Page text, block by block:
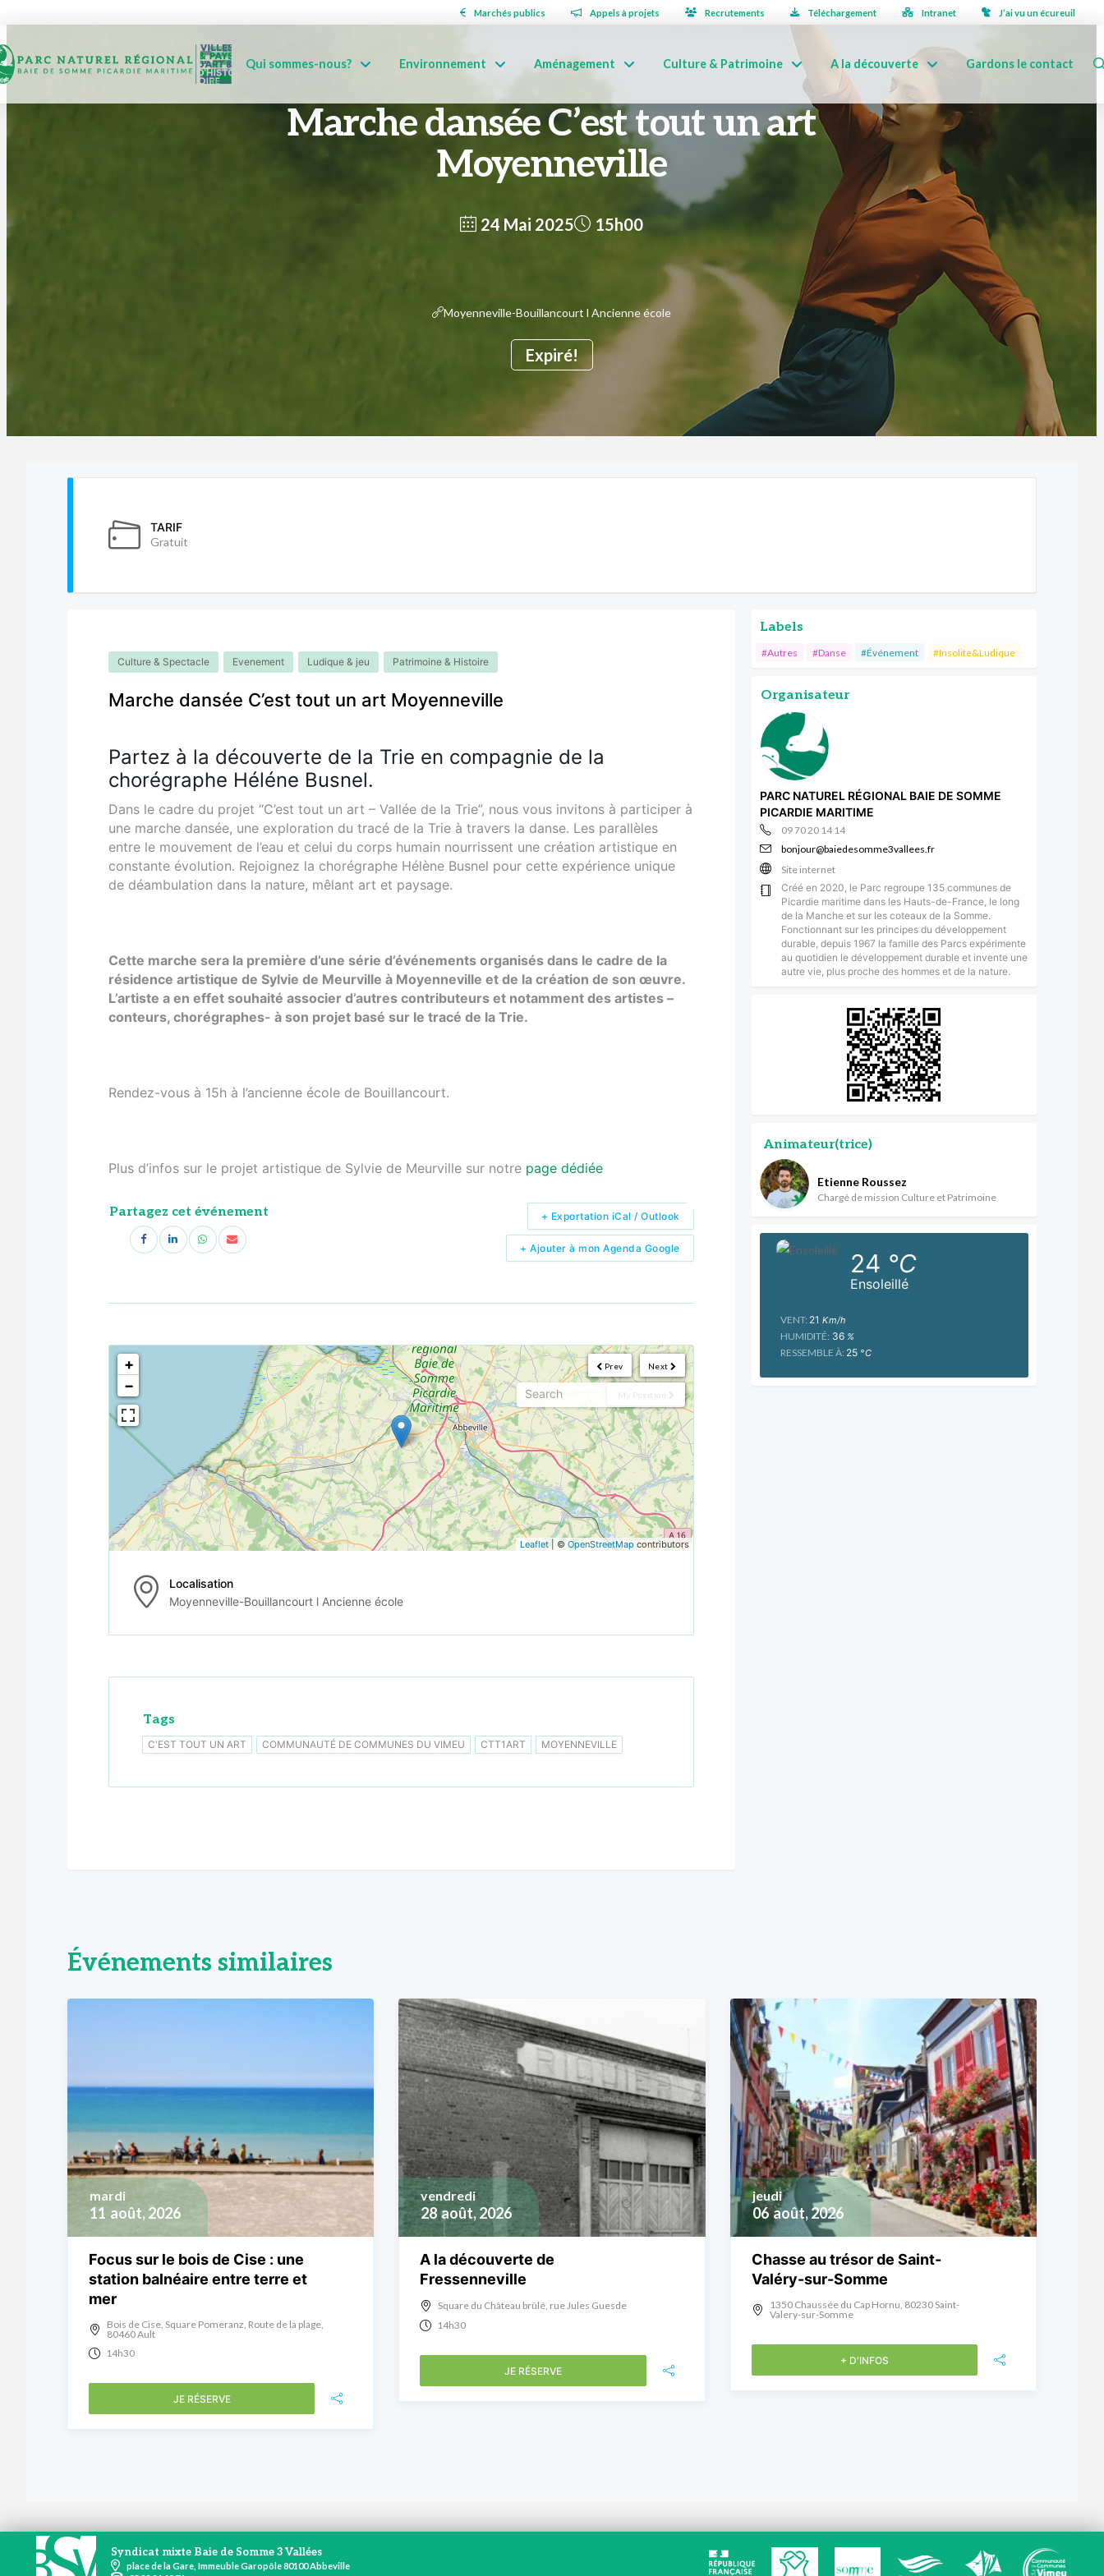
Marchés publics Appels à projets Recrutements Téléchargement Intranet J’ai vu un écureuil
Qui sommes-nous? Environnement Aménagement Culture & Patrimoine A la découverte Gardons le contact
Marche dansée C’est tout un art
Moyenneville
24 Mai 2025
Expiré!
15h00
Moyenneville-Bouillancourt l Ancienne école
TARIF
Gratuit
Culture & Spectacle Evenement Ludique & jeu Patrimoine & Histoire
Marche dansée C’est tout un art Moyenneville
Partez à la découverte de la Trie en compagnie de la
chorégraphe Héléne Busnel.
Dans le cadre du projet “C’est tout un art – Vallée de la Trie”, nous vous invitons à participer à
une marche dansée, une exploration du tracé de la Trie à travers la danse. Les parallèles
entre le mouvement de l’eau et celui du corps humain nourrissent une création artistique en
constante évolution. Rejoignez la chorégraphe Hélène Busnel pour cette expérience unique
de déambulation dans la nature, mêlant art et paysage.
Cette marche sera la première d’une série d’événements organisés dans le cadre de la
résidence artistique de Sylvie de Meurville à Moyenneville et de la création de son œuvre.
L’artiste a en effet souhaité associer d’autres contributeurs et notamment des artistes –
conteurs, chorégraphes- à son projet basé sur le tracé de la Trie.
Rendez-vous à 15h à l’ancienne école de Bouillancourt.
Plus d’infos sur le projet artistique de Sylvie de Meurville sur notre page dédiée
Partagez cet événement
+ Ajouter à mon Agenda Google
+ Exportation iCal / Outlook
Next
Prev
My Position
<!---->
+
−
Leaflet| © OpenStreetMap contributors
Localisation
Moyenneville-Bouillancourt l Ancienne école
Tags
C'EST TOUT UN ART COMMUNAUTÉ DE COMMUNES DU VIMEU CTT1ART MOYENNEVILLE
Labels
#Autres #Danse #Événement #Insolite&Ludique
Organisateur
PARC NATUREL RÉGIONAL BAIE DE SOMME
PICARDIE MARITIME
09 70 20 14 14
bonjour@baiedesomme3vallees.fr
Site internet
Créé en 2020, le Parc regroupe 135 communes de
Picardie maritime dans les Hauts-de-France, le long
de la Manche et sur les coteaux de la Somme.
Fonctionnant sur les principes du développement
durable, depuis 1967 la famille des Parcs expérimente
au quotidien le développement durable et invente une
autre vie, plus proche des hommes et de la nature.
Animateur(trice)
Etienne Roussez
Chargé de mission Culture et Patrimoine
Ensoleillé
24 °C
VENT: 21 Km/h
HUMIDITÉ: 36%
RESSEMBLE À: 25°C
Événements similaires
11 août, 2026
mardi
Focus sur le bois de Cise : une
station balnéaire entre terre et
mer
Bois de Cise, Square Pomeranz, Route de la plage,
80460 Ault
14h30
JE RÉSERVE
28 août, 2026
vendredi
A la découverte de
Fressenneville
Square du Château brûlé, rue Jules Guesde
14h30
JE RÉSERVE
06 août, 2026
jeudi
Chasse au trésor de Saint-
Valéry-sur-Somme
1350 Chaussée du Cap Hornu, 80230 Saint-
Valery-sur-Somme
+ D'INFOS
Syndicat mixte Baie de Somme 3 Vallées
place de la Gare, Immeuble Garopôle 80100 Abbeville